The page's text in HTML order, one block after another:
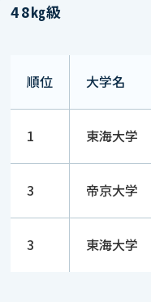
48㎏級
順位 大学名
1 東海大学
3 帝京大学
3 東海大学